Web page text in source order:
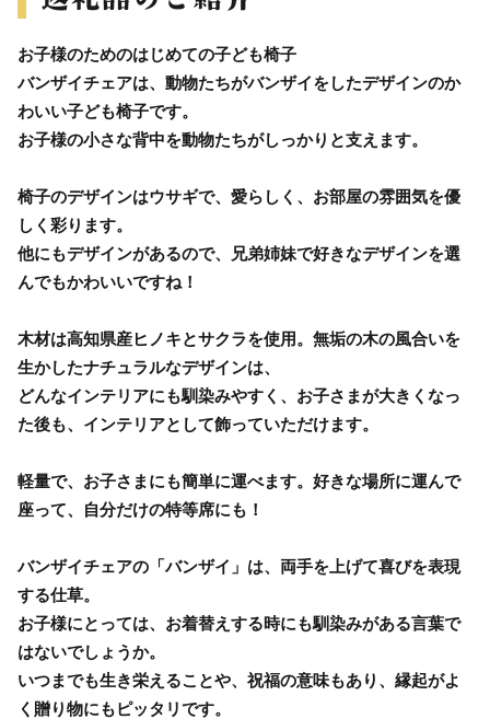
お子様のためのはじめての子ども椅子
バンザイチェアは、動物たちがバンザイをしたデザインのか
わいい子ども椅子です。
お子様の小さな背中を動物たちがしっかりと支えます。
椅子のデザインはウサギで、愛らしく、お部屋の雰囲気を優
しく彩ります。
他にもデザインがあるので、兄弟姉妹で好きなデザインを選
んでもかわいいですね！
木材は高知県産ヒノキとサクラを使用。無垢の木の風合いを
生かしたナチュラルなデザインは、
どんなインテリアにも馴染みやすく、お子さまが大きくなっ
た後も、インテリアとして飾っていただけます。
軽量で、お子さまにも簡単に運べます。好きな場所に運んで
座って、自分だけの特等席にも！
バンザイチェアの「バンザイ」は、両手を上げて喜びを表現
する仕草。
お子様にとっては、お着替えする時にも馴染みがある言葉で
はないでしょうか。
いつまでも生き栄えることや、祝福の意味もあり、縁起がよ
く贈り物にもピッタリです。